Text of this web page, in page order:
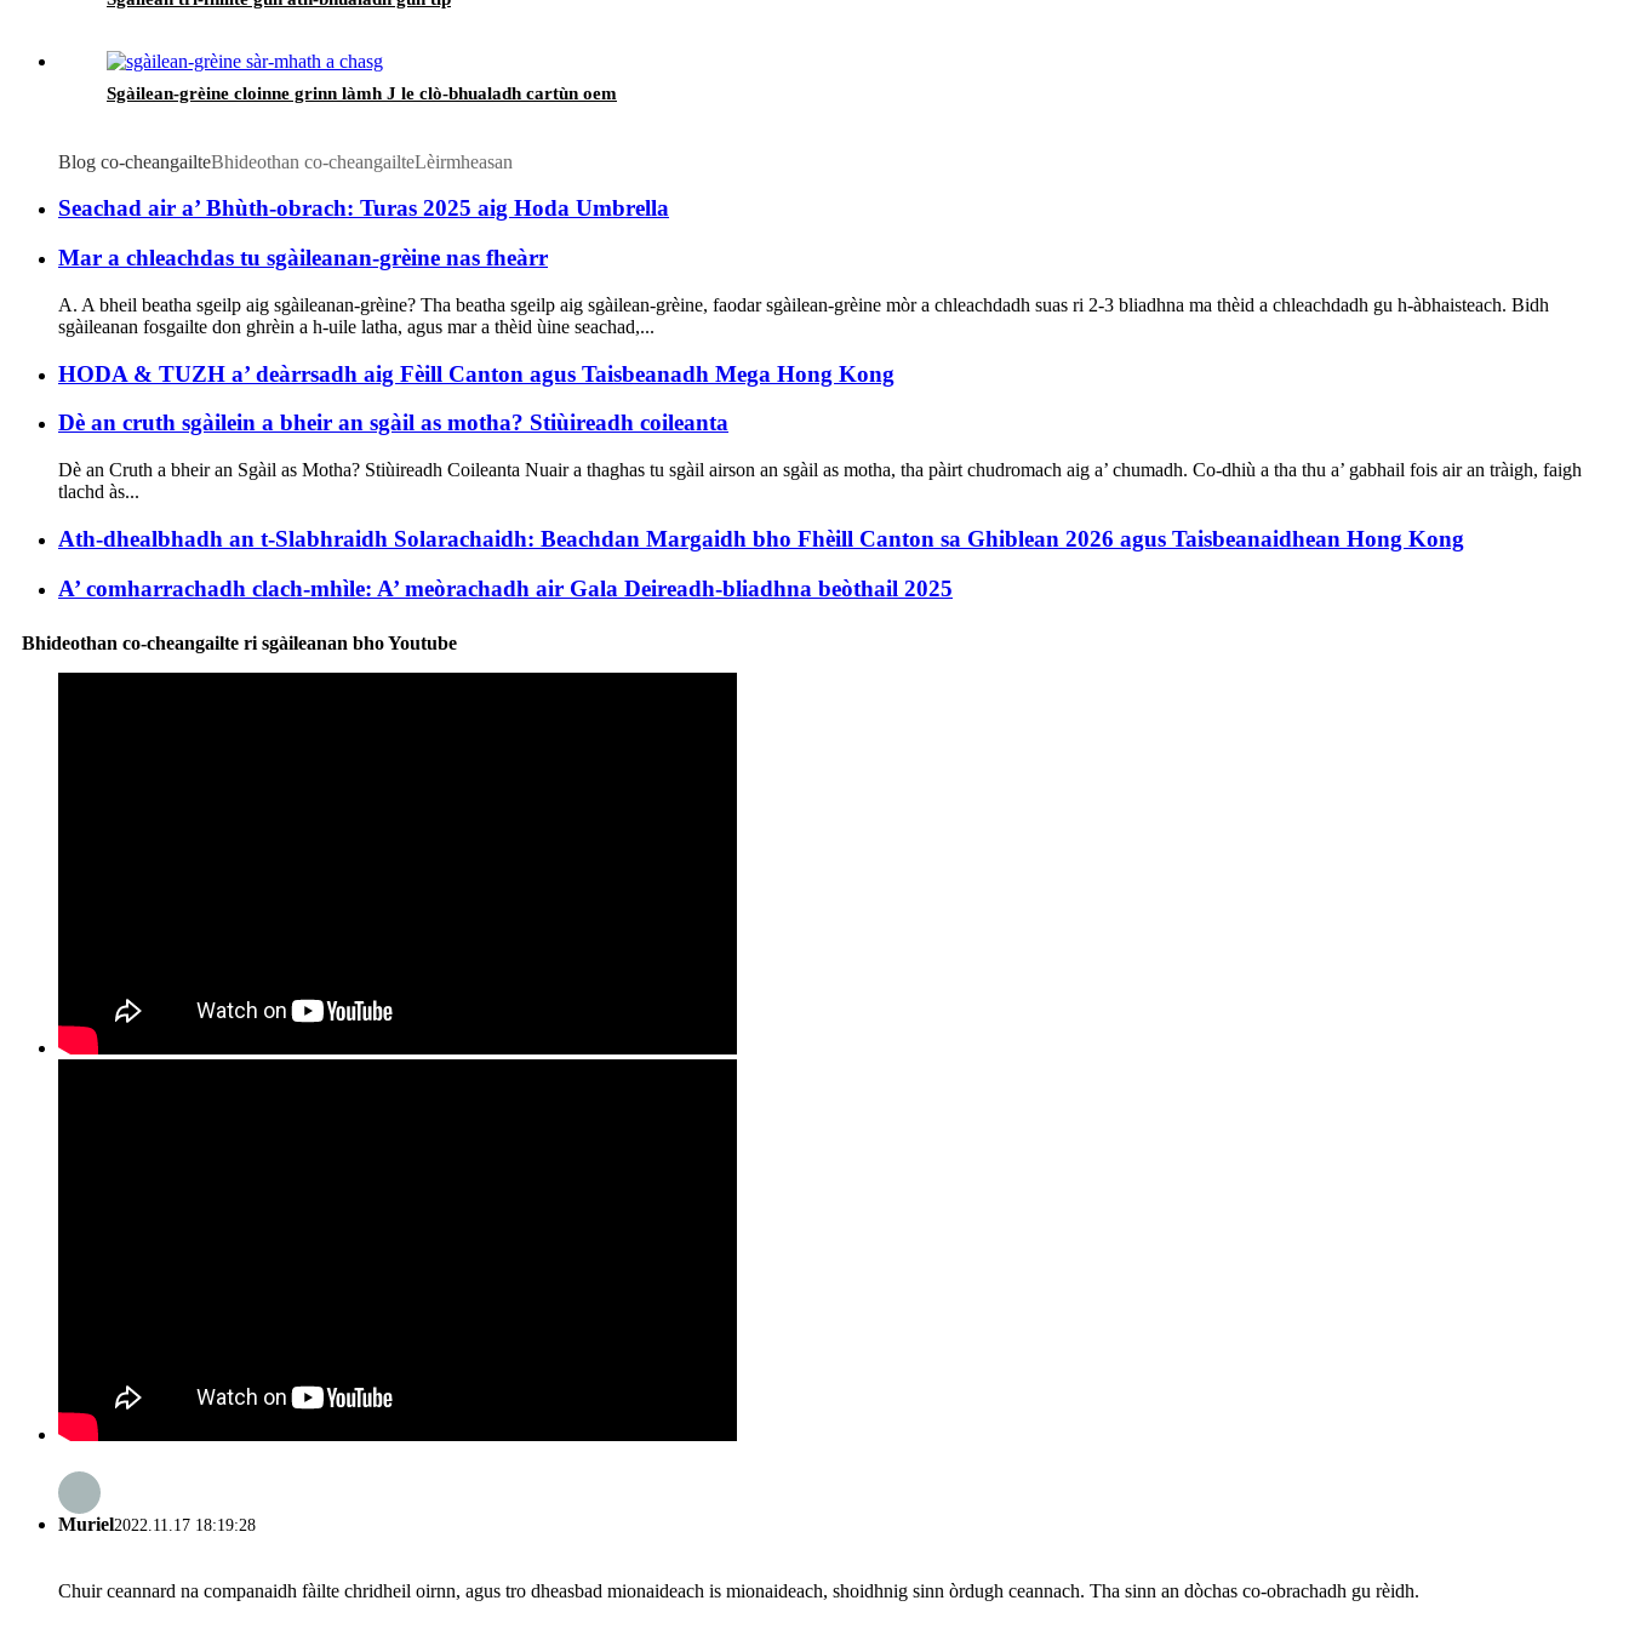
Sgàilean-grèine cloinne grinn làmh J le clò-bhualadh cartùn oem
Blog co-cheangailteBhideothan co-cheangailteLèirmheasan
Seachad air a’ Bhùth-obrach: Turas 2025 aig Hoda Umbrella
Mar a chleachdas tu sgàileanan-grèine nas fheàrr
A. A bheil beatha sgeilp aig sgàileanan-grèine? Tha beatha sgeilp aig sgàilean-grèine, faodar sgàilean-grèine mòr a chleachdadh suas ri 2-3 bliadhna ma thèid a chleachdadh gu h-àbhaisteach. Bidh
sgàileanan fosgailte don ghrèin a h-uile latha, agus mar a thèid ùine seachad,...
HODA & TUZH a’ deàrrsadh aig Fèill Canton agus Taisbeanadh Mega Hong Kong
Dè an cruth sgàilein a bheir an sgàil as motha? Stiùireadh coileanta
Dè an Cruth a bheir an Sgàil as Motha? Stiùireadh Coileanta Nuair a thaghas tu sgàil airson an sgàil as motha, tha pàirt chudromach aig a’ chumadh. Co-dhiù a tha thu a’ gabhail fois air an tràigh, faigh
tlachd às...
Ath-dhealbhadh an t-Slabhraidh Solarachaidh: Beachdan Margaidh bho Fhèill Canton sa Ghiblean 2026 agus Taisbeanaidhean Hong Kong
A’ comharrachadh clach-mhìle: A’ meòrachadh air Gala Deireadh-bliadhna beòthail 2025
Bhideothan co-cheangailte ri sgàileanan bho Youtube
Muriel2022.11.17 18:19:28
Chuir ceannard na companaidh fàilte chridheil oirnn, agus tro dheasbad mionaideach is mionaideach, shoidhnig sinn òrdugh ceannach. Tha sinn an dòchas co-obrachadh gu rèidh.